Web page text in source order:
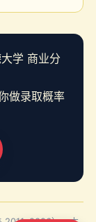
学 商业分
做录取概率